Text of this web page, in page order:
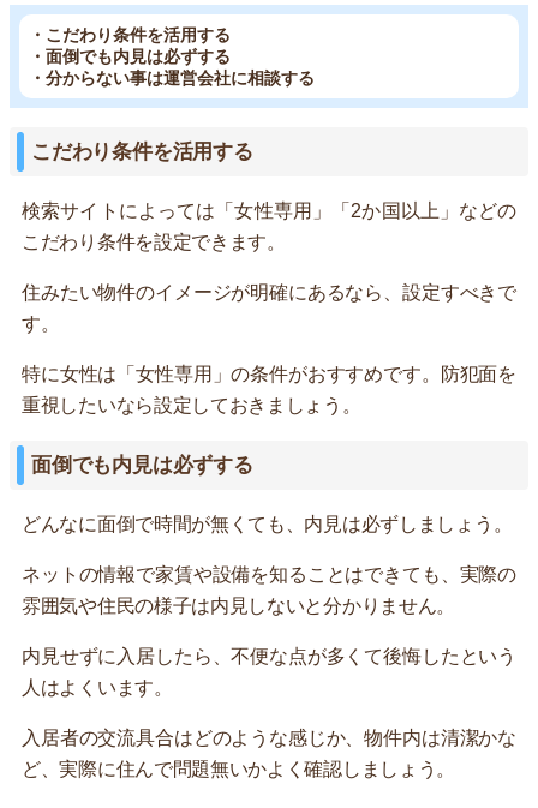
・こだわり条件を活用する
・面倒でも内見は必ずする
・分からない事は運営会社に相談する
こだわり条件を活用する
検索サイトによっては「女性専用」「2か国以上」などの
こだわり条件を設定できます。
住みたい物件のイメージが明確にあるなら、設定すべきで
す。
特に女性は「女性専用」の条件がおすすめです。防犯面を
重視したいなら設定しておきましょう。
面倒でも内見は必ずする
どんなに面倒で時間が無くても、内見は必ずしましょう。
ネットの情報で家賃や設備を知ることはできても、実際の
雰囲気や住民の様子は内見しないと分かりません。
内見せずに入居したら、不便な点が多くて後悔したという
人はよくいます。
入居者の交流具合はどのような感じか、物件内は清潔かな
ど、実際に住んで問題無いかよく確認しましょう。